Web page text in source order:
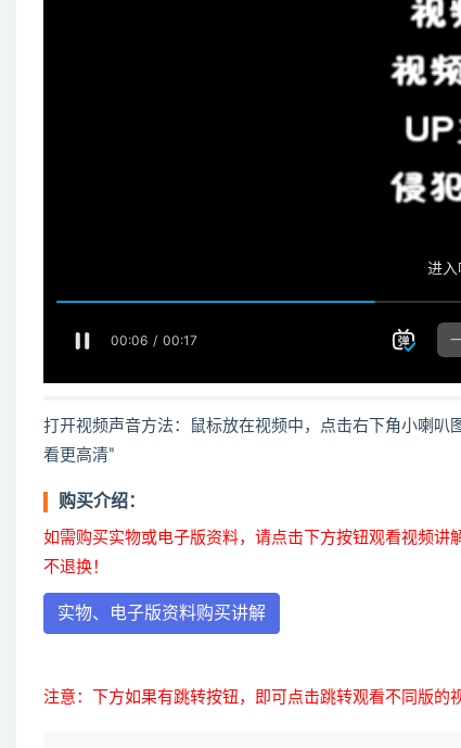
打开视频声音方法：鼠标放在视频中，点击右下角小喇叭
看更高清”
购买介绍：
如需购买实物或电子版资料，请点击下方按钮观看视频
不退换！
实物、电子版资料购买讲解
注意：下方如果有跳转按钮，即可点击跳转观看不同版的